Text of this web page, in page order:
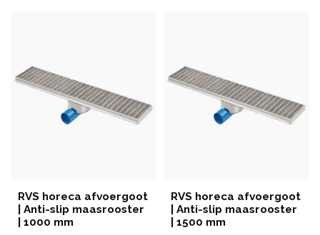
RVS horeca afvoergoot
| Anti-slip maasrooster
| 1000 mm
RVS horeca afvoergoot
| Anti-slip maasrooster
| 1500 mm